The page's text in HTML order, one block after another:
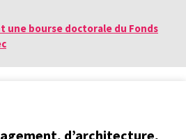
une bourse doctorale du Fonds
d’architecture,